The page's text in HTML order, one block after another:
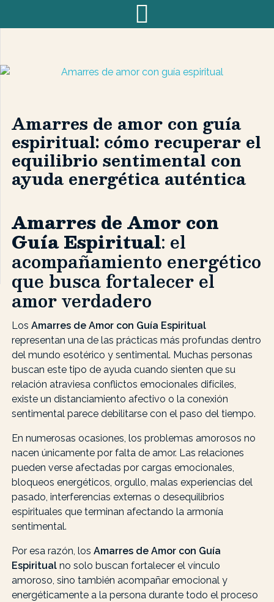
Amarres de amor con guía
espiritual: cómo recuperar el
equilibrio sentimental con
ayuda energética auténtica
Amarres de Amor con
Guía Espiritual: el
acompañamiento energético
que busca fortalecer el
amor verdadero
LosAmarres de Amor con Guía Espiritual
representan una de las prácticas más profundas dentro
del mundo esotérico y sentimental. Muchas personas
buscan este tipo de ayuda cuando sienten que su
relación atraviesa conflictos emocionales difíciles,
existe un distanciamiento afectivo o la conexión
sentimental parece debilitarse con el paso del tiempo.
En numerosas ocasiones, los problemas amorosos no
nacen únicamente por falta de amor. Las relaciones
pueden verse afectadas por cargas emocionales,
bloqueos energéticos, orgullo, malas experiencias del
pasado, interferencias externas o desequilibrios
espirituales que terminan afectando la armonía
sentimental.
Por esa razón, losAmarres de Amor con Guía
Espiritual no solo buscan fortalecer el vínculo
amoroso, sino también acompañar emocional y
energéticamente a la persona durante todo el proceso